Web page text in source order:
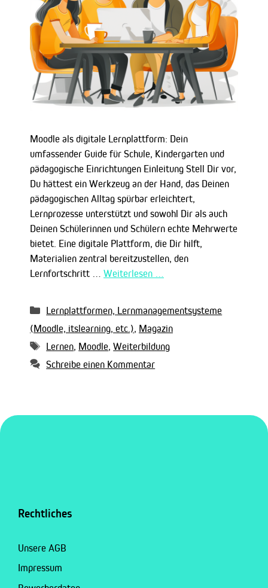
Moodle als digitale Lernplattform: Dein
umfassender Guide für Schule, Kindergarten und
pädagogische Einrichtungen Einleitung Stell Dir vor,
Du hättest ein Werkzeug an der Hand, das Deinen
pädagogischen Alltag spürbar erleichtert,
Lernprozesse unterstützt und sowohl Dir als auch
Deinen Schülerinnen und Schülern echte Mehrwerte
bietet. Eine digitale Plattform, die Dir hilft,
Materialien zentral bereitzustellen, den
Lernfortschritt … Weiterlesen …
Kategorien
Lernplattformen, Lernmanagementsysteme
(Moodle, itslearning, etc.), Magazin
Schlagwörter
Lernen, Moodle,Weiterbildung
Schreibe einen Kommentar
Rechtliches
Unsere AGB
Impressum